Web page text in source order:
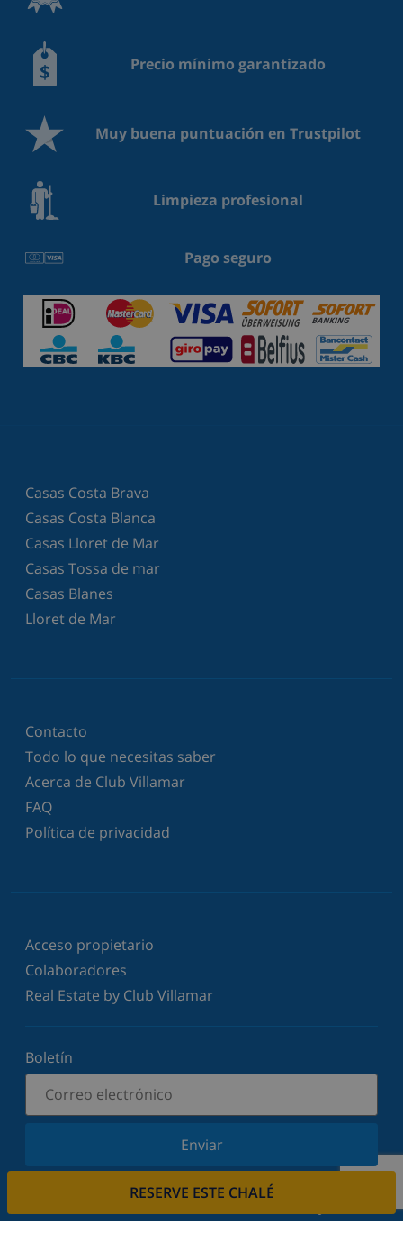
RESERVE ESTE CHALÉ
Precio mínimo garantizado
Muy buena puntuación en Trustpilot
Limpieza profesional
Pago seguro
Casas Costa Brava
Casas Costa Blanca
Casas Lloret de Mar
Casas Tossa de mar
Casas Blanes
Lloret de Mar
Contacto
Todo lo que necesitas saber
Acerca de Club Villamar
FAQ
Política de privacidad
Acceso propietario
Colaboradores
Real Estate by Club Villamar
Boletín
Enviar
Suscríbase a nuestro boletín y manténgase
ofertas. Respetamos su privacidad.